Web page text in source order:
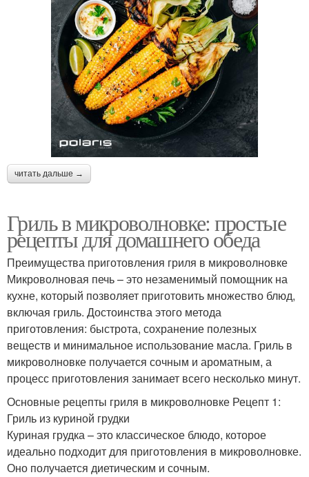
читать дальше →
Гриль в микроволновке: простые
рецепты для домашнего обеда
Преимущества приготовления гриля в микроволновке
Микроволновая печь – это незаменимый помощник на
кухне, который позволяет приготовить множество блюд,
включая гриль. Достоинства этого метода
приготовления: быстрота, сохранение полезных
веществ и минимальное использование масла. Гриль в
микроволновке получается сочным и ароматным, а
процесс приготовления занимает всего несколько минут.
Основные рецепты гриля в микроволновке Рецепт 1:
Гриль из куриной грудки
Куриная грудка – это классическое блюдо, которое
идеально подходит для приготовления в микроволновке.
Оно получается диетическим и сочным.